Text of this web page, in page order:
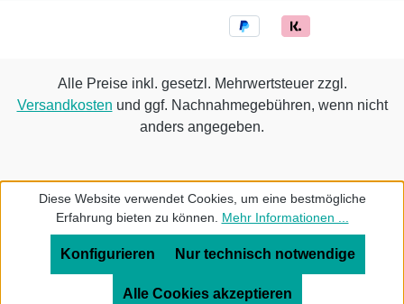
Alle Preise inkl. gesetzl. Mehrwertsteuer zzgl.
Versandkosten und ggf. Nachnahmegebühren, wenn nicht
anders angegeben.
Diese Website verwendet Cookies, um eine bestmögliche
Erfahrung bieten zu können. Mehr Informationen ...
Nur technisch notwendige
Konfigurieren
Alle Cookies akzeptieren